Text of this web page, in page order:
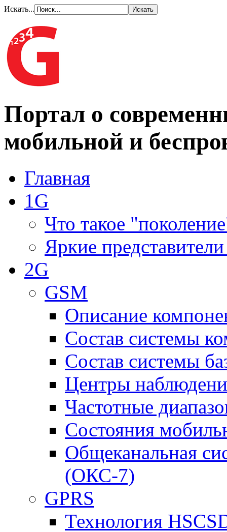
Искать...
Портал о
мобильной и
Главная
1G
Что такое
Яркие
2G
GSM
Описание
Состав системы
Состав системы
Центры
Частотные
Состояния
Общеканальная
(ОКС-7)
GPRS
Технология